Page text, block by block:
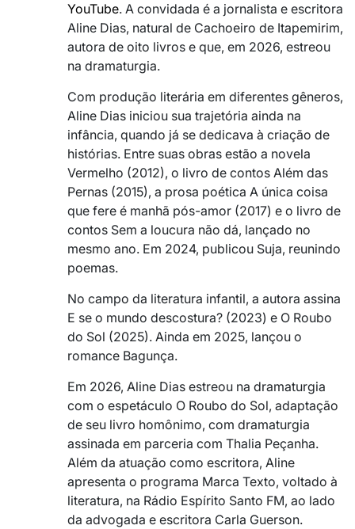
YouTube. A convidada é a jornalista e escritora
Aline Dias, natural de Cachoeiro de Itapemirim,
autora de oito livros e que, em 2026, estreou
na dramaturgia.
Com produção literária em diferentes gêneros,
Aline Dias iniciou sua trajetória ainda na
infância, quando já se dedicava à criação de
histórias. Entre suas obras estão a novela
Vermelho (2012), o livro de contos Além das
Pernas (2015), a prosa poética A única coisa
que fere é manhã pós-amor (2017) e o livro de
contos Sem a loucura não dá, lançado no
mesmo ano. Em 2024, publicou Suja, reunindo
poemas.
No campo da literatura infantil, a autora assina
E se o mundo descostura? (2023) e O Roubo
do Sol (2025). Ainda em 2025, lançou o
romance Bagunça.
Em 2026, Aline Dias estreou na dramaturgia
com o espetáculo O Roubo do Sol, adaptação
de seu livro homônimo, com dramaturgia
assinada em parceria com Thalia Peçanha.
Além da atuação como escritora, Aline
apresenta o programa Marca Texto, voltado à
literatura, na Rádio Espírito Santo FM, ao lado
da advogada e escritora Carla Guerson.